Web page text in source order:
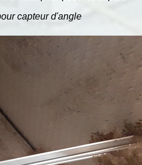
capteur d'angle